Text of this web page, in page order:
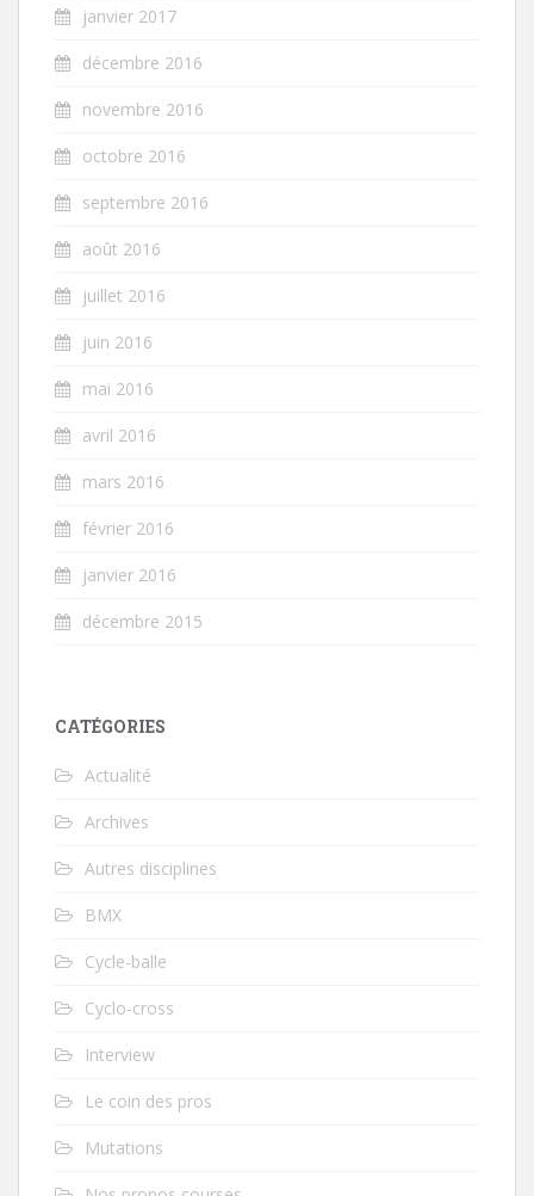
janvier 2017
décembre 2016
novembre 2016
octobre 2016
septembre 2016
août 2016
juillet 2016
juin 2016
mai 2016
avril 2016
mars 2016
février 2016
janvier 2016
décembre 2015
CATÉGORIES
Actualité
Archives
Autres disciplines
BMX
Cycle-balle
Cyclo-cross
Interview
Le coin des pros
Mutations